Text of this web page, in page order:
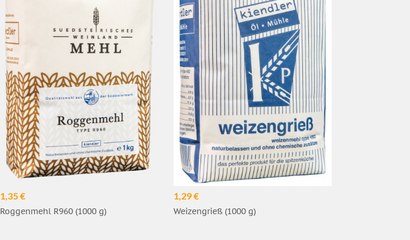
1,35 €
Roggenmehl R960 (1000 g)
1,29 €
Weizengrieß (1000 g)